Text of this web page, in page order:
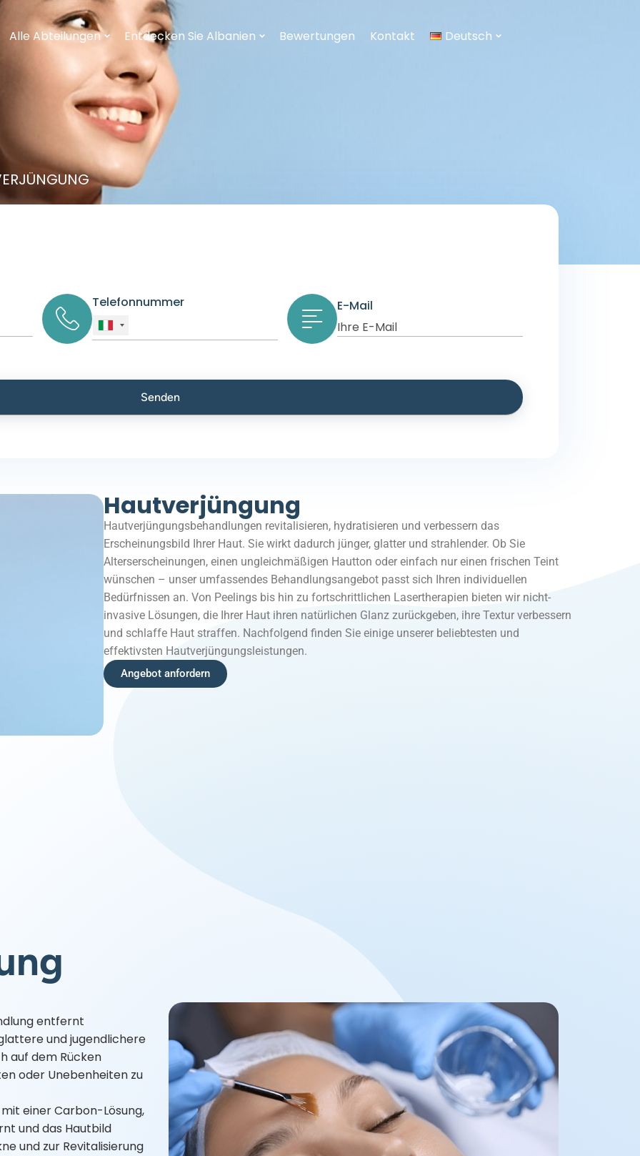
Alle Abteilungen Entdecken Sie Albanien Bewertungen Kontakt Deutsch
Telefonnummer E-Mail
Hautverjüngung
Hautverjüngungsbehandlungen revitalisieren, hydratisieren und verbessern das
Erscheinungsbild Ihrer Haut. Sie wirkt dadurch jünger, glatter und strahlender. Ob Sie
Alterserscheinungen, einen ungleichmäßigen Hautton oder einfach nur einen frischen Teint
wünschen – unser umfassendes Behandlungsangebot passt sich Ihren individuellen
Bedürfnissen an. Von Peelings bis hin zu fortschrittlichen Lasertherapien bieten wir nicht-
invasive Lösungen, die Ihrer Haut ihren natürlichen Glanz zurückgeben, ihre Textur verbessern
und schlaffe Haut straffen. Nachfolgend finden Sie einige unserer beliebtesten und
effektivsten Hautverjüngungsleistungen.
Angebot anfordern
entfernt
und jugendlichere
auf dem Rücken
oder Unebenheiten zu
einer Carbon-Lösung,
und das Hautbild
und zur Revitalisierung